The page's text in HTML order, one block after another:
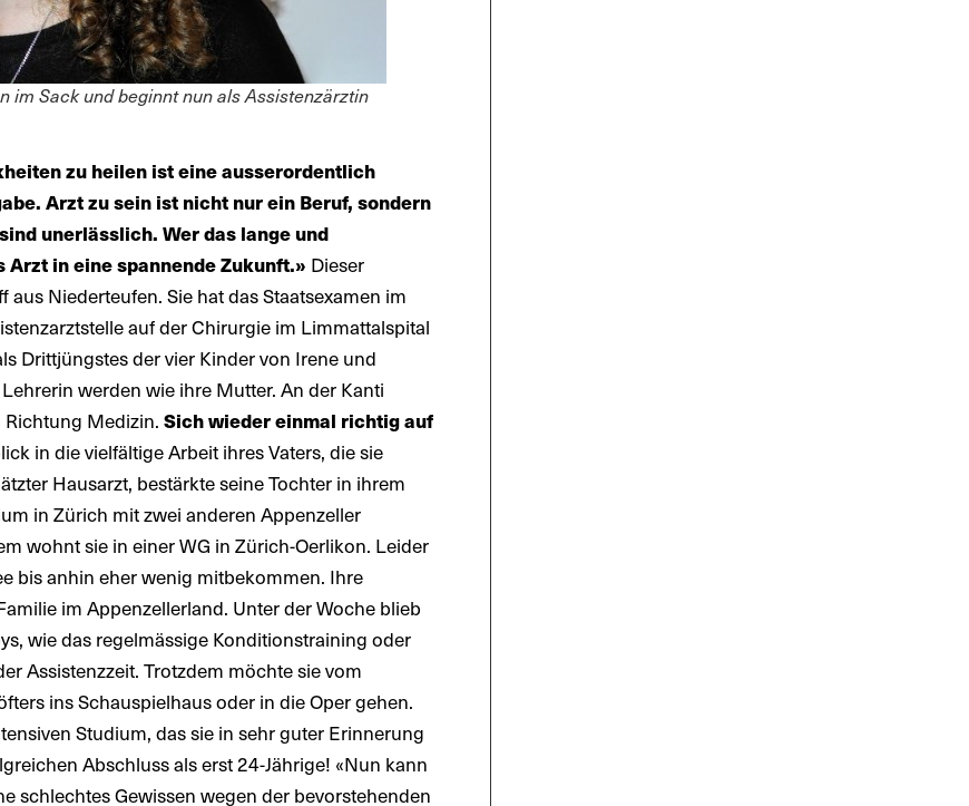
im Sack und beginnt nun als Assistenzärztin
zu heilen ist eine ausserordentlich
Arzt zu sein ist nicht nur ein Beruf, sondern
unerlässlich. Wer das lange und
in eine spannende Zukunft.» Dieser
Niederteufen. Sie hat das Staatsexamen im
auf der Chirurgie im Limmattalspital
Drittjüngstes der vier Kinder von Irene und
werden wie ihre Mutter. An der Kanti
Richtung Medizin.Sich wieder einmal richtig auf
in die vielfältige Arbeit ihres Vaters, die sie
Hausarzt, bestärkte seine Tochter in ihrem
in Zürich mit zwei anderen Appenzeller
wohnt sie in einer WG in Zürich-Oerlikon. Leider
bis anhin eher wenig mitbekommen. Ihre
im Appenzellerland. Unter der Woche blieb
wie das regelmässige Konditionstraining oder
Assistenzzeit. Trotzdem möchte sie vom
ins Schauspielhaus oder in die Oper gehen.
Studium, das sie in sehr guter Erinnerung
Abschluss als erst 24-Jährige! «Nun kann
schlechtes Gewissen wegen der bevorstehenden